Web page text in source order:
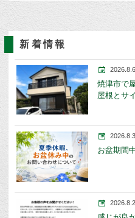
新着情報
2026.8.6
焼津市で
屋根とサ
2026.8.3
お盆期間
2026.8.2